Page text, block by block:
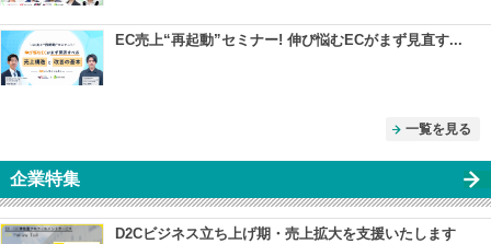
EC売上“再起動”セミナー! 伸び悩むECがまず見直す...
一覧を見る
企業特集
D2Cビジネス立ち上げ期・売上拡大を支援いたします